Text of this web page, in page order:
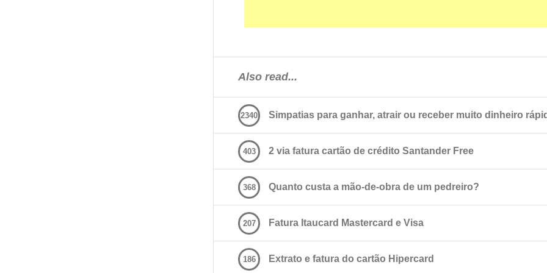
Also read...
Simpatias para ganhar, atrair ou receber muito dinheiro
2340
2 via fatura cartão de crédito Santander Free
403
Quanto custa a mão-de-obra de um pedreiro?
368
Fatura Itaucard Mastercard e Visa
207
Extrato e fatura do cartão Hipercard
186